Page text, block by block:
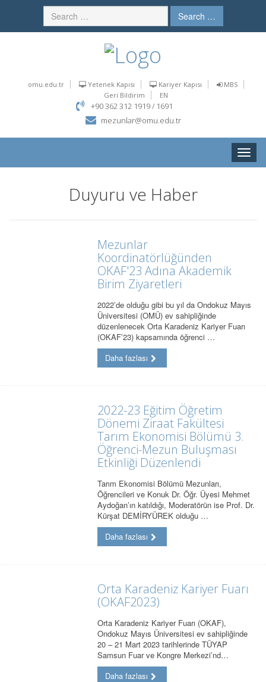
Search …
omu.edu.tr Yetenek Kapısı Kariyer Kapısı
MBS
Geri Bildirim
EN
+90 362 312 1919 / 1691
mezunlar@omu.edu.tr
Toggle
Duyuru ve Haber
Mezunlar
Koordinatörlüğünden
OKAF'23 Adına Akademik
Birim Ziyaretleri
2022’de olduğu gibi bu yıl da Ondokuz Mayıs
Üniversitesi (OMÜ) ev sahipliğinde
düzenlenecek Orta Karadeniz Kariyer Fuarı
(OKAF’23) kapsamında öğrenci …
Daha fazlası
2022-23 Eğitim Öğretim
Dönemi Ziraat Fakültesi
Tarım Ekonomisi Bölümü 3.
Öğrenci-Mezun Buluşması
Etkinliği Düzenlendi
Tarım Ekonomisi Bölümü Mezunları,
Öğrencileri ve Konuk Dr. Öğr. Üyesi Mehmet
Aydoğan’ın katıldığı, Moderatörün ise Prof. Dr.
Kürşat DEMİRYÜREK olduğu …
Daha fazlası
Orta Karadeniz Kariyer Fuarı
(OKAF2023)
Orta Karadeniz Kariyer Fuarı (OKAF),
Ondokuz Mayıs Üniversitesi ev sahipliğinde
20 – 21 Mart 2023 tarihlerinde TÜYAP
Samsun Fuar ve Kongre Merkezi’nd…
Daha fazlası